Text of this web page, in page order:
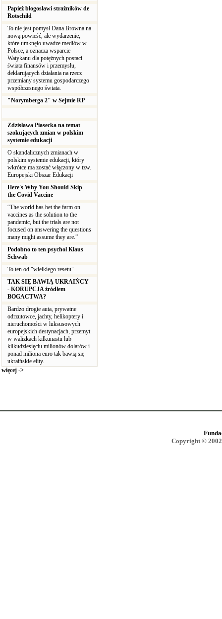
Papież błogosławi strażników de
Rotschild
To nie jest pomysł Dana Browna na
nową powieść, ale wydarzenie,
które umknęło uwadze mediów w
Polsce, a oznacza wsparcie
Watykanu dla potężnych postaci
świata finansów i przemysłu,
deklarujących działania na rzecz
przemiany systemu gospodarczego
współczesnego świata.
"Norymberga 2" w Sejmie RP
Zdzisława Piasecka na temat
szokujących zmian w polskim
systemie edukacji
O skandalicznych zmianach w
polskim systemie edukacji, który
wkrótce ma zostać włączony w tzw.
Europejski Obszar Edukacji
Here's Why You Should Skip
the Covid Vaccine
“The world has bet the farm on
vaccines as the solution to the
pandemic, but the trials are not
focused on answering the questions
many might assume they are.”
Podobno to ten psychol Klaus
Schwab
To ten od "wielkiego resetu".
TAK SIĘ BAWIĄ UKRAIŃCY
- KORUPCJA źródłem
BOGACTWA?
Bardzo drogie auta, prywatne
odrzutowce, jachty, helikoptery i
nieruchomości w luksusowych
europejskich destynacjach, przemyt
w walizkach kilkunastu lub
kilkudziesięciu milionów dolarów i
ponad miliona euro tak bawią się
ukraińskie elity.
więcej ->
Copyright ©